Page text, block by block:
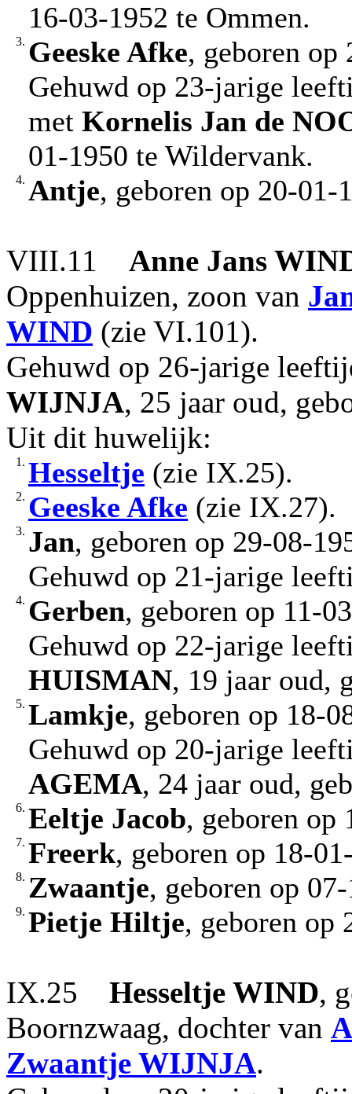
16-03-1952 te Ommen.
3. Geeske Afke, geboren op
Gehuwd op 23-jarige
met Kornelis Jan de
01-1950 te Wildervank.
4. Antje, geboren op 20-01-
VIII.11 Anne Jans
Oppenhuizen, zoon van
WIND (zie VI.101).
Gehuwd op 26-jarige
WIJNJA, 25 jaar oud,
Uit dit huwelijk:
1. Hesseltje (zie IX.25).
2. Geeske Afke (zie IX.27).
3. Jan, geboren op 29-08-
Gehuwd op 21-jarige
4. Gerben, geboren op 11-
Gehuwd op 22-jarige
HUISMAN, 19 jaar oud,
5. Lamkje, geboren op 18-
Gehuwd op 20-jarige
AGEMA, 24 jaar oud,
6. Eeltje Jacob, geboren op
7. Freerk, geboren op 18-
8. Zwaantje, geboren op
9. Pietje Hiltje, geboren op
IX.25 Hesseltje WIND,
Boornzwaag, dochter van
Zwaantje WIJNJA.